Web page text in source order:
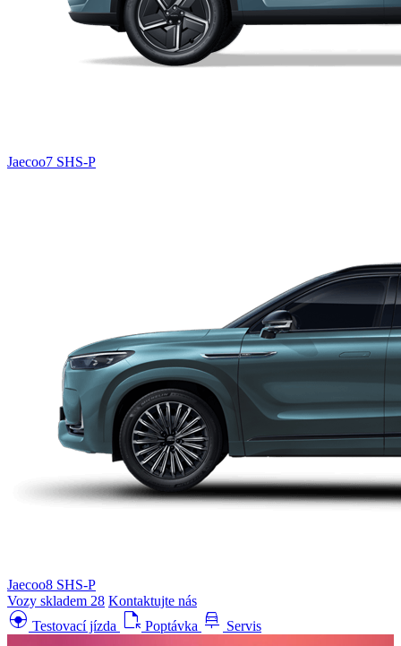
Jaecoo7 SHS-P
Jaecoo8 SHS-P
Vozy skladem 28 Kontaktujte nás
search_hands_free Testovací jízda file_open Poptávka car_repair Servis